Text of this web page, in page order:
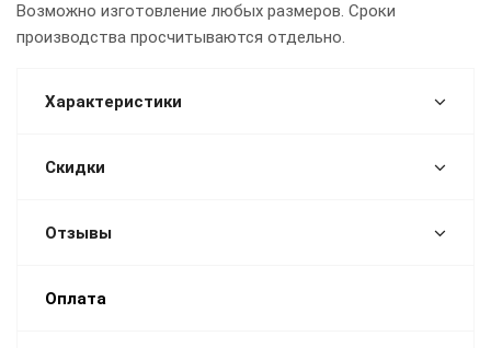
Возможно изготовление любых размеров. Сроки
производства просчитываются отдельно.
Характеристики
Скидки
Отзывы
Оплата